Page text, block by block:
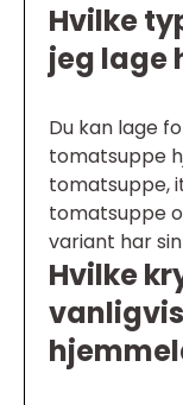
Hvilke
jeg lage
Du kan lage
tomatsuppe
tomatsuppe,
tomatsuppe
variant har
Hvilke